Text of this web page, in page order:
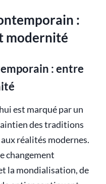
:
modernité
: entre
est marqué par un
des traditions
réalités modernes.
changement
la mondialisation, de